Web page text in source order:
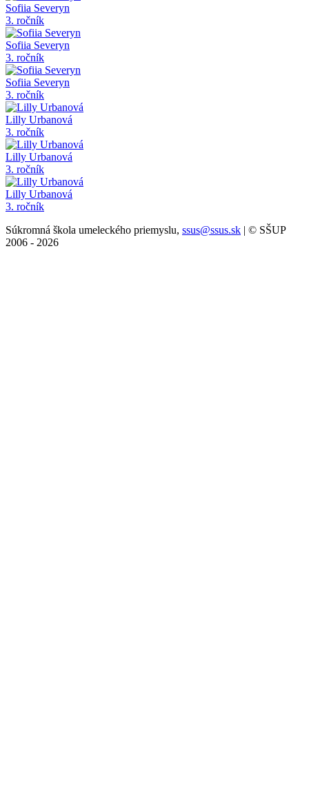
Sofiia Severyn
3. ročník
Sofiia Severyn
3. ročník
Sofiia Severyn
3. ročník
Lilly Urbanová
3. ročník
Lilly Urbanová
3. ročník
Lilly Urbanová
3. ročník
Súkromná škola umeleckého priemyslu, ssus@ssus.sk | © SŠUP
2006 - 2026